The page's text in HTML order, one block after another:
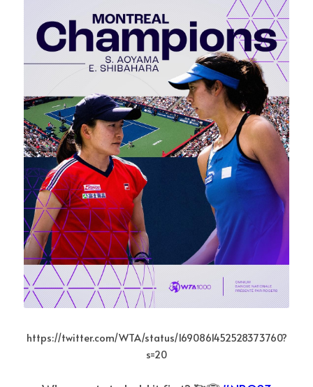
https://twitter.com/WTA/status/1690861452528373760?
s=20